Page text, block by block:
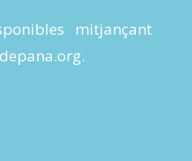
mitjançant
.